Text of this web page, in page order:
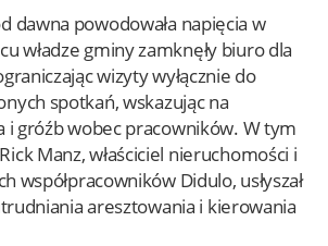
dawna powodowała napięcia w
władze gminy zamknęły biuro dla
wizyty wyłącznie do
spotkań, wskazując na
i gróźb wobec pracowników. W tym
Manz, właściciel nieruchomości i
współpracowników Didulo, usłyszał
aresztowania i kierowania